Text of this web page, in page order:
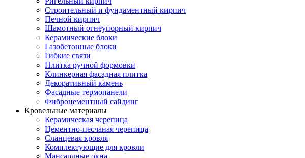
Строительный и фундаментный кирпич
Печной кирпич
Шамотный огнеупорный кирпич
Керамические блоки
Газобетонные блоки
Гибкие связи
Плитка ручной формовки
Клинкерная фасадная плитка
Декоративный камень
Фасадные термопанели
Фиброцементный сайдинг
Кровельные материалы
Керамическая черепица
Цементно-песчаная черепица
Сланцевая кровля
Комплектующие для кровли
Мансардные окна